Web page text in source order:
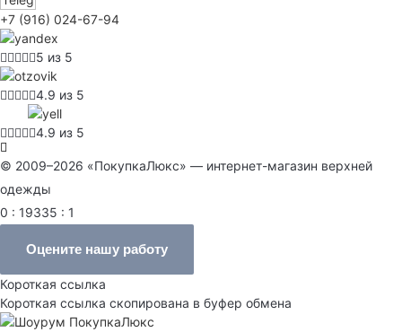
+7 (916) 024-67-94
5 из 5
4.9 из 5
4.9 из 5
© 2009–2026 «ПокупкаЛюкс» — интернет-магазин верхней
одежды
0 : 19335 : 1
Оцените нашу работу
Короткая ссылка
Короткая ссылка скопирована в буфер обмена